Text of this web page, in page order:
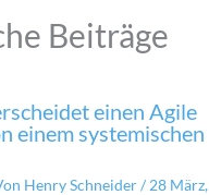
Beiträge
einen Agile
einem systemischen
Henry Schneider/ 28 März,